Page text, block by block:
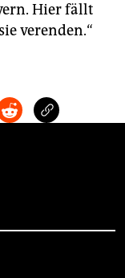
Hier fällt
verenden.“